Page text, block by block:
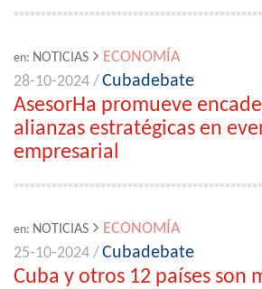
en: NOTICIAS
ECONOMÍA
28-10-2024 /Cubadebate
AsesorHa promueve
alianzas estratégicas en
empresarial
en: NOTICIAS
ECONOMÍA
25-10-2024 /Cubadebate
Cuba y otros 12 países son